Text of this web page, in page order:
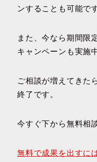
ンすることも可能で
また、今なら期間限
キャンペーンも実施
ご相談が増えてきた
終了です。
今すぐ下から無料相
無料で成果を出すに